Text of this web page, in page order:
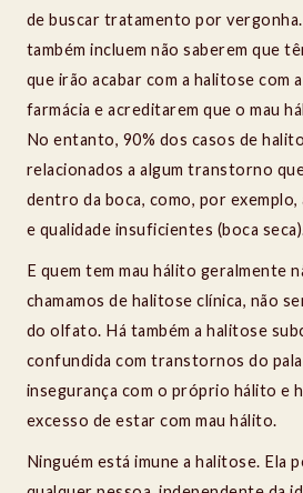
de buscar tratamento por
também incluem não saberem que
que irão acabar com a halitose com
farmácia e acreditarem que o mau
No entanto, 90% dos casos de
relacionados a algum transtorno
dentro da boca, como, por exemplo,
e qualidade insuficientes (boca
E quem tem mau hálito geralmente
chamamos de halitose clínica, não
do olfato. Há também a halitose
confundida com transtornos do
insegurança com o próprio hálito e
excesso de estar com mau hálito.
Ninguém está imune a halitose. Ela